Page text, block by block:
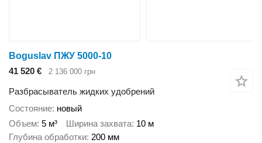
Boguslav ПЖУ 5000-10
41 520 €
2 136 000 грн
Разбрасыватель жидких удобрений
Состояние новый
Объем 5 м³ Ширина захвата 10 м
Глубина обработки 200 мм